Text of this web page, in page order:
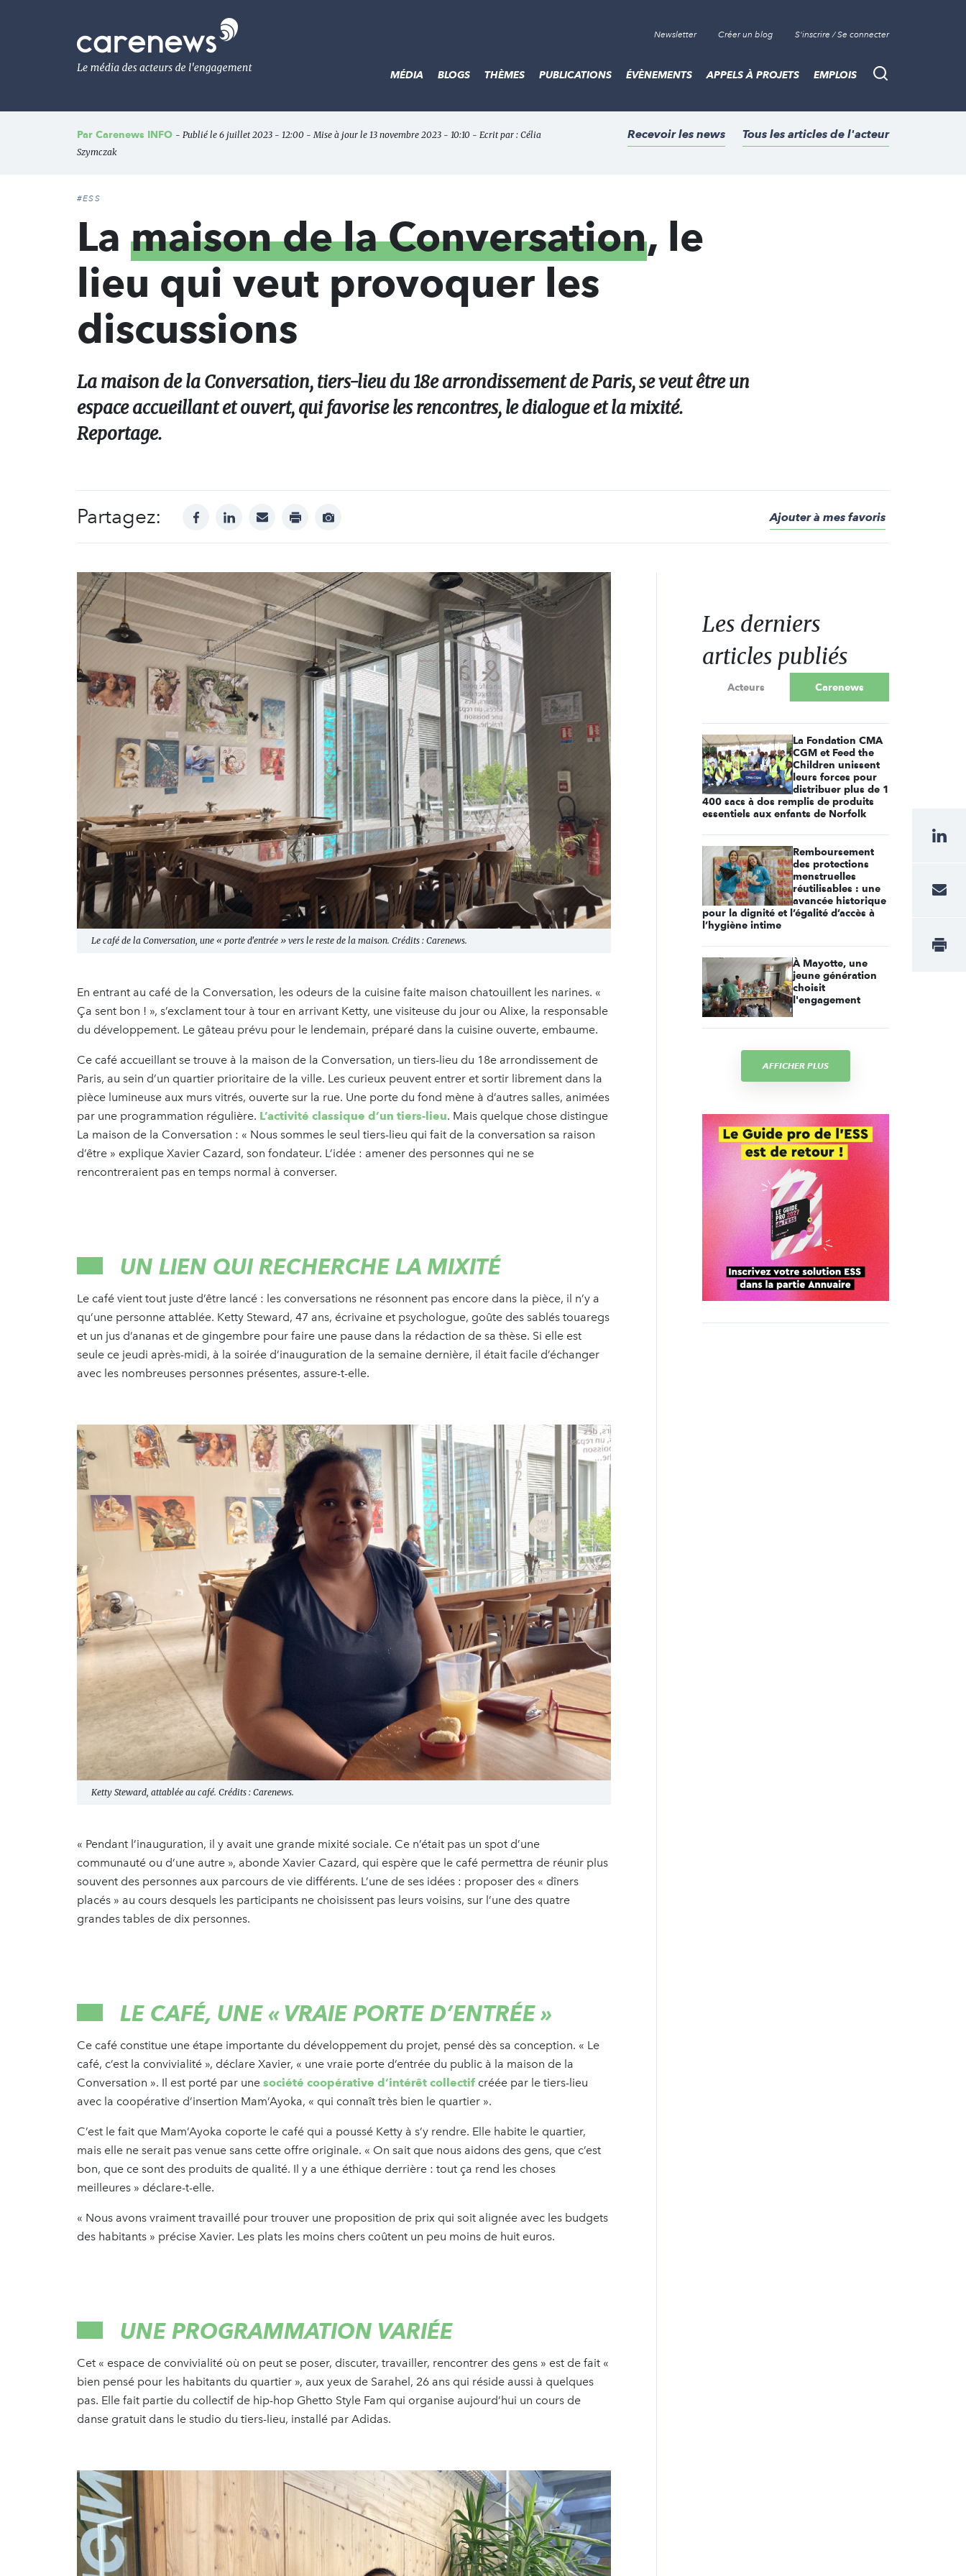
Le
média
de
l'engagement
Newsletter Créer un blog S'inscrire / Se connecter
Recherche
MÉDIA BLOGS THÈMES PUBLICATIONS ÉVÈNEMENTS APPELS À PROJETS EMPLOIS
Par Carenews INFO - Publié le 6 juillet 2023 - 12:00 - Mise à jour le 13 novembre 2023 - 10:10 - Ecrit par : Célia
Szymczak
Recevoir les news Tous les articles de l'acteur
#ESS
La maison de la Conversation, le
lieu qui veut provoquer les
discussions
La maison de la Conversation, tiers-lieu du 18e arrondissement de Paris, se veut être un
espace accueillant et ouvert, qui favorise les rencontres, le dialogue et la mixité.
Reportage.
Partagez: facebooklinkedinmail print
Afficher
Ajouter à mes favoris
Le café de la Conversation, une « porte d'entrée » vers le reste de la maison. Crédits : Carenews.
En entrant au café de la Conversation, les odeurs de la cuisine faite maison chatouillent les narines. «
Ça sent bon ! », s’exclament tour à tour en arrivant Ketty, une visiteuse du jour ou Alixe, la responsable
du développement. Le gâteau prévu pour le lendemain, préparé dans la cuisine ouverte, embaume.
Ce café accueillant se trouve à la maison de la Conversation, un tiers-lieu du 18e arrondissement de
Paris, au sein d’un quartier prioritaire de la ville. Les curieux peuvent entrer et sortir librement dans la
pièce lumineuse aux murs vitrés, ouverte sur la rue. Une porte du fond mène à d’autres salles, animées
par une programmation régulière. L’activité classique d’un tiers-lieu. Mais quelque chose distingue
La maison de la Conversation : « Nous sommes le seul tiers-lieu qui fait de la conversation sa raison
d’être » explique Xavier Cazard, son fondateur. L’idée : amener des personnes qui ne se
rencontreraient pas en temps normal à converser.
UN LIEN QUI RECHERCHE LA MIXITÉ
Le café vient tout juste d’être lancé : les conversations ne résonnent pas encore dans la pièce, il n’y a
qu’une personne attablée. Ketty Steward, 47 ans, écrivaine et psychologue, goûte des sablés touaregs
et un jus d’ananas et de gingembre pour faire une pause dans la rédaction de sa thèse. Si elle est
seule ce jeudi après-midi, à la soirée d’inauguration de la semaine dernière, il était facile d’échanger
avec les nombreuses personnes présentes, assure-t-elle.
Ketty Steward, attablée au café. Crédits : Carenews.
« Pendant l’inauguration, il y avait une grande mixité sociale. Ce n’était pas un spot d’une
communauté ou d’une autre », abonde Xavier Cazard, qui espère que le café permettra de réunir plus
souvent des personnes aux parcours de vie différents. L’une de ses idées : proposer des « dîners
placés » au cours desquels les participants ne choisissent pas leurs voisins, sur l’une des quatre
grandes tables de dix personnes.
LE CAFÉ, UNE « VRAIE PORTE D’ENTRÉE »
Ce café constitue une étape importante du développement du projet, pensé dès sa conception. « Le
café, c’est la convivialité », déclare Xavier, « une vraie porte d’entrée du public à la maison de la
Conversation ». Il est porté par une société coopérative d’intérêt collectif créée par le tiers-lieu
avec la coopérative d’insertion Mam’Ayoka, « qui connaît très bien le quartier ».
C’est le fait que Mam’Ayoka coporte le café qui a poussé Ketty à s’y rendre. Elle habite le quartier,
mais elle ne serait pas venue sans cette offre originale. « On sait que nous aidons des gens, que c’est
bon, que ce sont des produits de qualité. Il y a une éthique derrière : tout ça rend les choses
meilleures » déclare-t-elle.
« Nous avons vraiment travaillé pour trouver une proposition de prix qui soit alignée avec les budgets
des habitants » précise Xavier. Les plats les moins chers coûtent un peu moins de huit euros.
UNE PROGRAMMATION VARIÉE
Cet « espace de convivialité où on peut se poser, discuter, travailler, rencontrer des gens » est de fait «
bien pensé pour les habitants du quartier », aux yeux de Sarahel, 26 ans qui réside aussi à quelques
pas. Elle fait partie du collectif de hip-hop Ghetto Style Fam qui organise aujourd’hui un cours de
danse gratuit dans le studio du tiers-lieu, installé par Adidas.
Les derniers
articles publiés
Acteurs Carenews
La Fondation CMA
CGM et Feed the
Children unissent
leurs forces pour
distribuer plus de 1
400 sacs à dos remplis de produits
essentiels aux enfants de Norfolk
Remboursement
des protections
menstruelles
réutilisables : une
avancée historique
pour la dignité et l’égalité d’accès à
l’hygiène intime
À Mayotte, une
jeune génération
choisit
l'engagement
AFFICHER PLUS